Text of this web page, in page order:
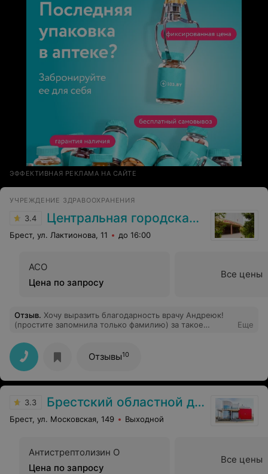
ЭФФЕКТИВНАЯ РЕКЛАМА НА САЙТЕ
УЧРЕЖДЕНИЕ ЗДРАВООХРАНЕНИЯ
3.4 Центральная городская больница
Брест, ул. Лактионова, 11 до 16:00
АСО
Цена по запросу
Все цены
Отзыв. Хочу выразить благодарность врачу Андреюк!
(простите запомнила только фамилию) за такое
холтеровского мониторирования!!! С теплой улыбкой
отвечала на все мои вопросы!!! Благодарю Сразу
видно,человек на своем месте!!! Проводила
холтеровское мониторирование в ЦГБ!
Еще
Отзывы10
3.3 Брестский областной диспансер спортивной медицины
Брест, ул. Московская, 149 Выходной
Антистрептолизин О
Цена по запросу
Все цены